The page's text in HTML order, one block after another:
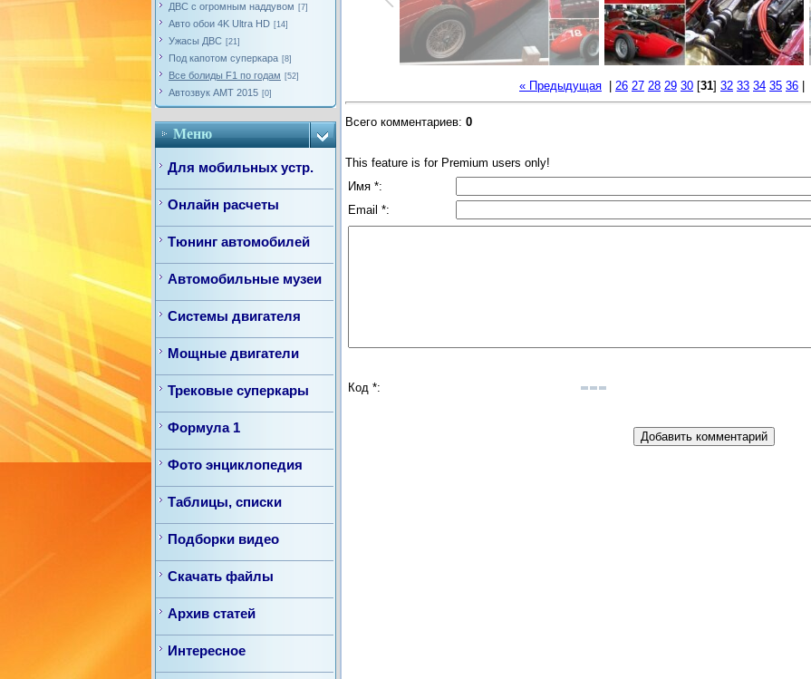
ДВС с огромным наддувом [7]
Авто обои 4K Ultra HD [14]
Ужасы ДВС [21]
Под капотом суперкара [8]
Все болиды F1 по годам [52]
Автозвук AMT 2015 [0]
Меню
Для мобильных устр.
Онлайн расчеты
Тюнинг автомобилей
Автомобильные музеи
Системы двигателя
Мощные двигатели
Трековые суперкары
Формула 1
Фото энциклопедия
Таблицы, списки
Подборки видео
Скачать файлы
Архив статей
Интересное
« Предыдущая 26 27 28 29 30 [31] 32 33 34 35 36
Всего комментариев: 0
This feature is for Premium users only!
Имя *:
Email *:
Код *: